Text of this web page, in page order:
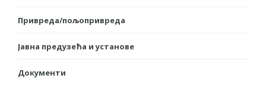
Привреда/пољопривреда
Јавна предузећа и установе
Документи